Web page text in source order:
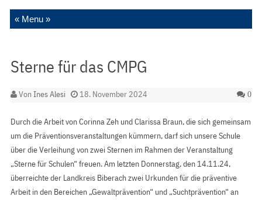
Zum Inhalt springen
Sterne für das CMPG
VonInes Alesi 18. November 2024 0
Durch die Arbeit von Corinna Zeh und Clarissa Braun, die sich gemeinsam
um die Präventionsveranstaltungen kümmern, darf sich unsere Schule
über die Verleihung von zwei Sternen im Rahmen der Veranstaltung
„Sterne für Schulen“ freuen. Am letzten Donnerstag, den 14.11.24,
überreichte der Landkreis Biberach zwei Urkunden für die präventive
Arbeit in den Bereichen „Gewaltprävention“ und „Suchtprävention“ an